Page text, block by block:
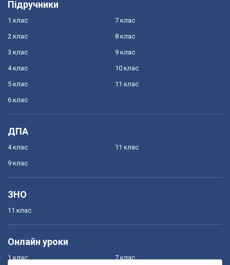
Підручники
1 клас
2 клас
3 клас
4 клас
5 клас
6 клас
7 клас
8 клас
9 клас
10 клас
11 клас
ДПА
4 клас
9 клас
11 клас
ЗНО
11 клас
Онлайн уроки
1 клас 7 клас